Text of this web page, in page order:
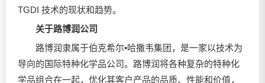
TGDI 技术的现状和趋势。
关于路博润公司
路博润隶属于伯克希尔•哈撒韦集团，是一家以技术为
导向的国际特种化学品公司。路博润将各种复杂的特种化
学品组合在一起，优化其客户产品的品质、性能和价值，